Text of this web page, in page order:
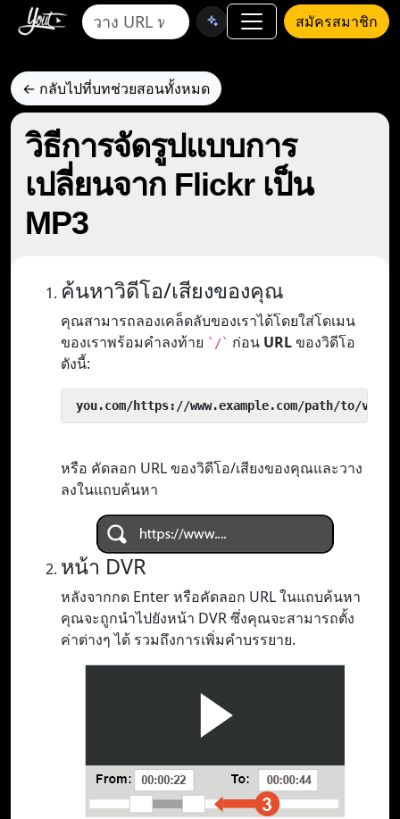
สมัครสมาชิก
← กลับไปที่บทช่วยสอนทั้งหมด
วิธีการจัดรูปแบบการ
เปลี่ยนจาก Flickr เป็น
MP3
ค้นหาวิดีโอ/เสียงของคุณ
คุณสามารถลองเคล็ดลับของเราได้โดยใส่โดเมน
ของเราพร้อมคำลงท้าย `/` ก่อน URLของวิดีโอ
ดังนี้:
you.com/https://www.example.com/path/to/video
หรือ คัดลอก URL ของวิดีโอ/เสียงของคุณและวาง
ลงในแถบค้นหา
หน้า DVR
หลังจากกด Enter หรือคัดลอก URL ในแถบค้นหา
คุณจะถูกนำไปยังหน้า DVR ซึ่งคุณจะสามารถตั้ง
ค่าต่างๆ ได้ รวมถึงการเพิ่มคำบรรยาย.